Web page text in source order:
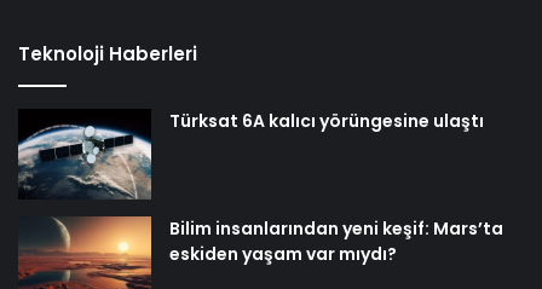
Teknoloji Haberleri
Türksat 6A kalıcı yörüngesine ulaştı
Bilim insanlarından yeni keşif: Mars’ta
eskiden yaşam var mıydı?